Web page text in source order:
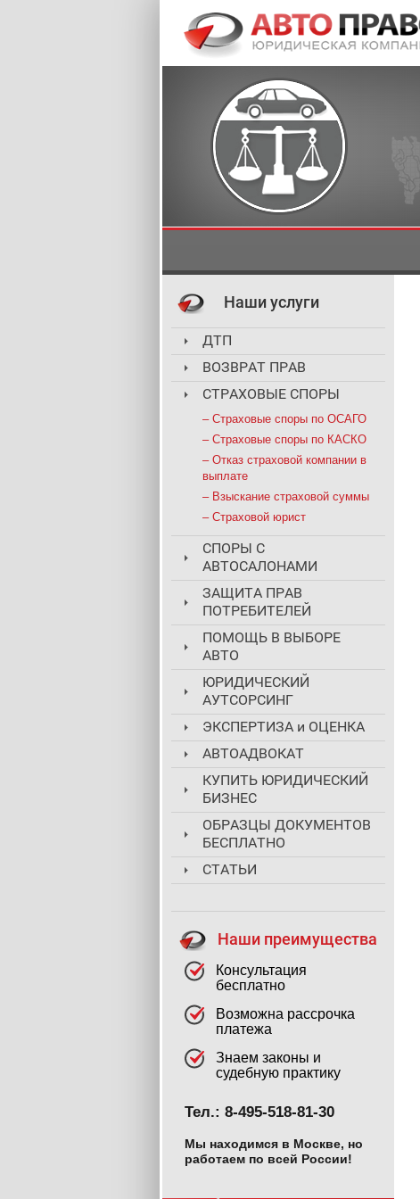
Наши услуги
ДТП
ВОЗВРАТ ПРАВ
СТРАХОВЫЕ СПОРЫ
– Страховые споры по ОСАГО
– Страховые споры по КАСКО
– Отказ страховой компании в
выплате
– Взыскание страховой суммы
– Страховой юрист
СПОРЫ С
АВТОСАЛОНАМИ
ЗАЩИТА ПРАВ
ПОТРЕБИТЕЛЕЙ
ПОМОЩЬ В ВЫБОРЕ
АВТО
ЮРИДИЧЕСКИЙ
АУТСОРСИНГ
ЭКСПЕРТИЗА и ОЦЕНКА
АВТОАДВОКАТ
КУПИТЬ ЮРИДИЧЕСКИЙ
БИЗНЕС
ОБРАЗЦЫ ДОКУМЕНТОВ
БЕСПЛАТНО
СТАТЬИ
Наши преимущества
Консультация
бесплатно
Возможна рассрочка
платежа
Знаем законы и
судебную практику
Тел.: 8-495-518-81-30
Мы находимся в Москве, но
работаем по всей России!